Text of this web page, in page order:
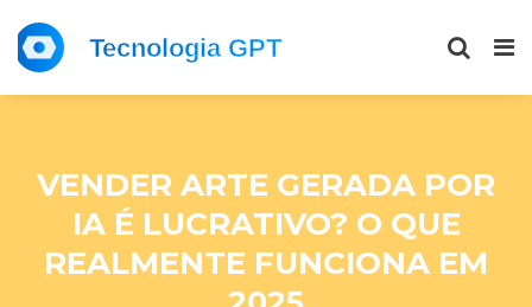
VENDER ARTE GERADA POR
IA É LUCRATIVO? O QUE
REALMENTE FUNCIONA EM